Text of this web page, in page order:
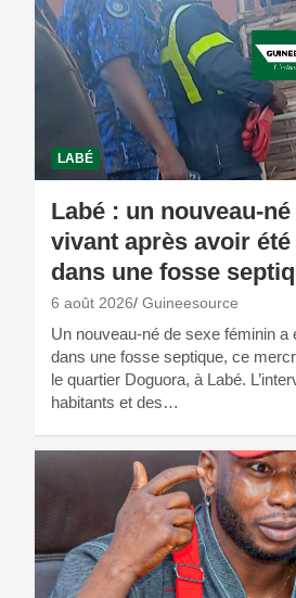
LABÉ
Labé : un nouveau-
vivant après avoir
dans une fosse
6 août 2026 Guineesource
Un nouveau-né de sexe féminin a
dans une fosse septique, ce
le quartier Doguora, à Labé.
habitants et des…